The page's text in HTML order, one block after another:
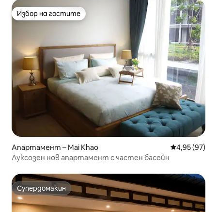
Избор на гостите
Избор на гостите
Апартамент – Mai Khao Средна
4,95 (97)
Луксозен нов апартамент с частен басейн
Супердомакин
Супердомакин